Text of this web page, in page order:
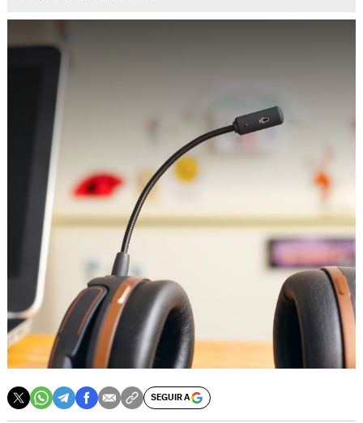
SEGUIR A